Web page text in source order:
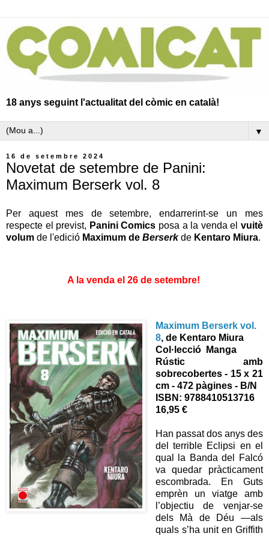
18 anys seguint l'actualitat del còmic en català!
▼
16 de setembre 2024
Novetat de setembre de Panini:
Maximum Berserk vol. 8
Per aquest mes de setembre, endarrerint-se un mes
respecte el previst, Panini Comics posa a la venda elvuitè
volum de l'edició Maximum de Berserk de Kentaro Miura.
A la venda el 26 de setembre!
Maximum Berserk vol.
8, de Kentaro Miura
Col·lecció Manga
Rústic amb
sobrecobertes - 15 x 21
cm - 472 pàgines - B/N
ISBN: 9788410513716
16,95 €
Han passat dos anys des
del terrible Eclipsi en el
qual la Banda del Falcó
va quedar pràcticament
escombrada. En Guts
emprèn un viatge amb
l’objectiu de venjar-se
dels Mà de Déu —als
quals s’ha unit en Griffith